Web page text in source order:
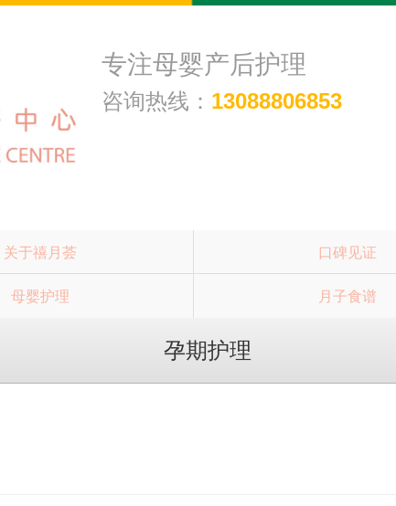
专注母婴产后护理
咨询热线： 13088806853
关于禧月荟 口碑见证
母婴护理 月子食谱
孕期护理